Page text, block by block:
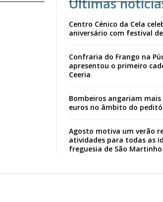
Últimas
Centro Cénico da Cela
aniversário com festival
Confraria do Frango na
apresentou o primeiro
Ceeria
Bombeiros angariam mais
euros no âmbito do
Agosto motiva um verão
atividades para todas as
freguesia de São